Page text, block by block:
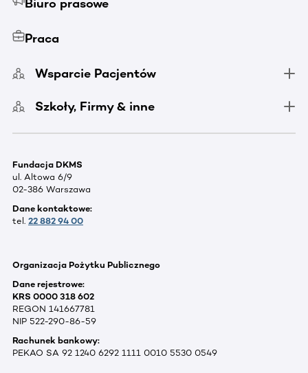
Biuro prasowe
Praca
Wsparcie Pacjentów
Szkoły, Firmy & inne
Fundacja DKMS
ul. Altowa 6/9
02-386 Warszawa
Dane kontaktowe:
tel. 22 882 94 00
Organizacja Pożytku Publicznego
Dane rejestrowe:
KRS 0000 318 602
REGON 141667781
NIP 522-290-86-59
Rachunek bankowy:
PEKAO SA 92 1240 6292 1111 0010 5530 0549